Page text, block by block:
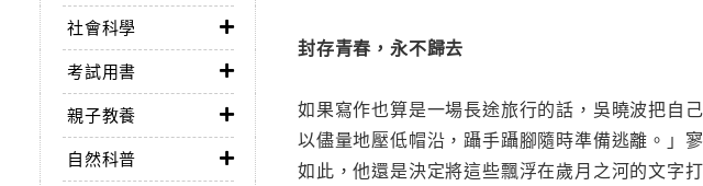
社會科學
考試用書
親子教養
自然科普
封存青春，永不歸去
如果寫作也算是一場長途旅行的話，吳曉波把自
以儘量地壓低帽沿，躡手躡腳隨時準備逃離。」
如此，他還是決定將這些飄浮在歲月之河的文字